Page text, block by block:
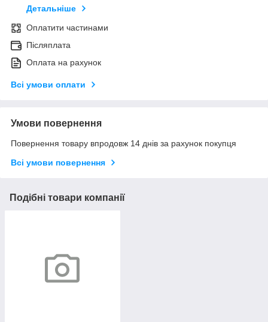
Детальніше
Оплатити частинами
Післяплата
Оплата на рахунок
Всі умови оплати
Умови повернення
Повернення товару впродовж 14 днів за рахунок покупця
Всі умови повернення
Подібні товари компанії